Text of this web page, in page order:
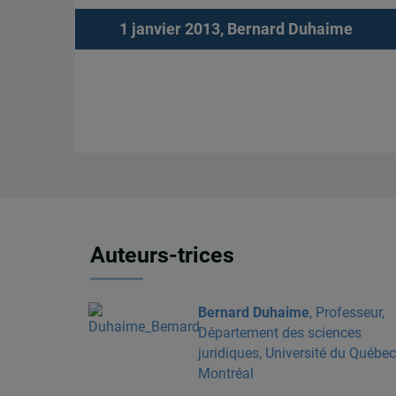
1 janvier 2013, Bernard Duhaime
Auteurs-trices
Bernard Duhaime, Professeur,
Département des sciences
juridiques, Université du
Montréal